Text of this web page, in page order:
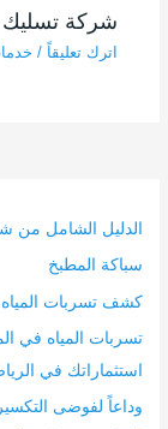
شركة تسليك
اترك تعليقاً /
الدليل الشامل من
سباكة المطبخ
كشف تسربات المياه
تسربات المياه في
استثماراتك في
وداعاً لفوضى